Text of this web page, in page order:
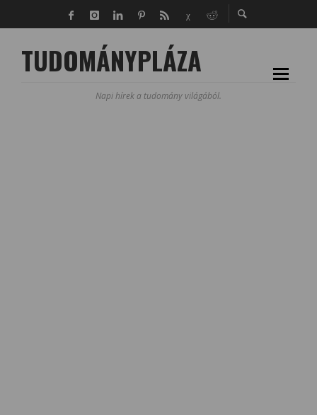
TUDOMÁNYPLÁZA
Napi hírek a tudomány világából.